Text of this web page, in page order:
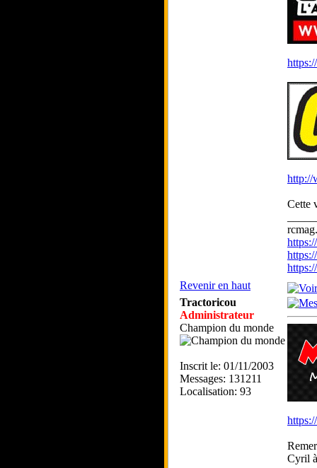
http://
Cette
Revenir en haut
Tractoricou
Administrateur
Champion du monde
Inscrit le: 01/11/2003
Messages: 131211
Localisation: 93
Cyril